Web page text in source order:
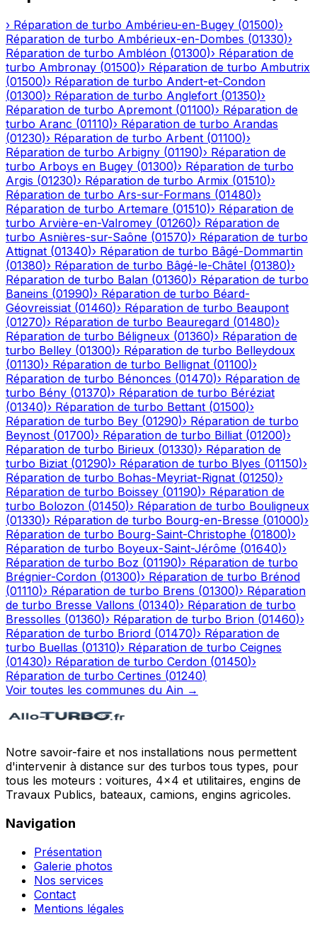
› Réparation de turbo Ambérieu-en-Bugey (01500)›
Réparation de turbo Ambérieux-en-Dombes (01330)›
Réparation de turbo Ambléon (01300)› Réparation de
turbo Ambronay (01500)› Réparation de turbo Ambutrix
(01500)› Réparation de turbo Andert-et-Condon
(01300)› Réparation de turbo Anglefort (01350)›
Réparation de turbo Apremont (01100)› Réparation de
turbo Aranc (01110)› Réparation de turbo Arandas
(01230)› Réparation de turbo Arbent (01100)›
Réparation de turbo Arbigny (01190)› Réparation de
turbo Arboys en Bugey (01300)› Réparation de turbo
Argis (01230)› Réparation de turbo Armix (01510)›
Réparation de turbo Ars-sur-Formans (01480)›
Réparation de turbo Artemare (01510)› Réparation de
turbo Arvière-en-Valromey (01260)› Réparation de
turbo Asnières-sur-Saône (01570)› Réparation de turbo
Attignat (01340)› Réparation de turbo Bâgé-Dommartin
(01380)› Réparation de turbo Bâgé-le-Châtel (01380)›
Réparation de turbo Balan (01360)› Réparation de turbo
Baneins (01990)› Réparation de turbo Béard-
Géovreissiat (01460)› Réparation de turbo Beaupont
(01270)› Réparation de turbo Beauregard (01480)›
Réparation de turbo Béligneux (01360)› Réparation de
turbo Belley (01300)› Réparation de turbo Belleydoux
(01130)› Réparation de turbo Bellignat (01100)›
Réparation de turbo Bénonces (01470)› Réparation de
turbo Bény (01370)› Réparation de turbo Béréziat
(01340)› Réparation de turbo Bettant (01500)›
Réparation de turbo Bey (01290)› Réparation de turbo
Beynost (01700)› Réparation de turbo Billiat (01200)›
Réparation de turbo Birieux (01330)› Réparation de
turbo Biziat (01290)› Réparation de turbo Blyes (01150)›
Réparation de turbo Bohas-Meyriat-Rignat (01250)›
Réparation de turbo Boissey (01190)› Réparation de
turbo Bolozon (01450)› Réparation de turbo Bouligneux
(01330)› Réparation de turbo Bourg-en-Bresse (01000)›
Réparation de turbo Bourg-Saint-Christophe (01800)›
Réparation de turbo Boyeux-Saint-Jérôme (01640)›
Réparation de turbo Boz (01190)› Réparation de turbo
Brégnier-Cordon (01300)› Réparation de turbo Brénod
(01110)› Réparation de turbo Brens (01300)› Réparation
de turbo Bresse Vallons (01340)› Réparation de turbo
Bressolles (01360)› Réparation de turbo Brion (01460)›
Réparation de turbo Briord (01470)› Réparation de
turbo Buellas (01310)› Réparation de turbo Ceignes
(01430)› Réparation de turbo Cerdon (01450)›
Réparation de turbo Certines (01240)
Voir toutes les communes du Ain →
Notre savoir-faire et nos installations nous permettent
d'intervenir à distance sur des turbos tous types, pour
tous les moteurs : voitures, 4x4 et utilitaires, engins de
Travaux Publics, bateaux, camions, engins agricoles.
Navigation
Présentation
Galerie photos
Nos services
Contact
Mentions légales